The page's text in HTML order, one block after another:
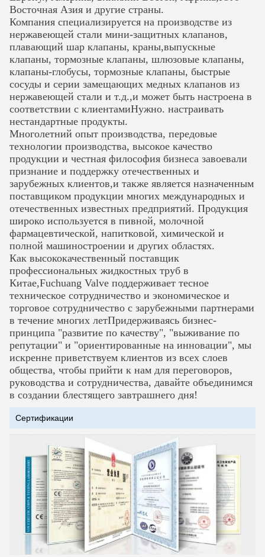
Восточная Азия и другие страны.
Компания специализируется на производстве из
нержавеющей стали мини-защитных клапанов,
плавающий шар клапаны, краны,выпускные
клапаны, тормозные клапаны, шлюзовые клапаны,
клапаны-глобусы, тормозные клапаны, быстрые
сосуды и серии замещающих медных клапанов из
нержавеющей стали и т.д.,и может быть настроена в
соответствии с клиентамиНужно. настраивать
нестандартные продукты.
Многолетний опыт производства, передовые
технологии производства, высокое качество
продукции и честная философия бизнеса завоевали
признание и поддержку отечественных и
зарубежных клиентов,и также является назначенным
поставщиком продукции многих международных и
отечественных известных предприятий. Продукция
широко используется в пивной, молочной
фармацевтической, напитковой, химической и
полной машиностроении и других областях.
Как высококачественный поставщик
профессиональных жидкостных труб в
Китае,Fuchuang Valve поддерживает тесное
техническое сотрудничество и экономическое и
торговое сотрудничество с зарубежными партнерами
в течение многих летПридерживаясь бизнес-
принципа "развитие по качеству", "выживание по
репутации" и "ориентированные на инновации", мы
искренне приветствуем клиентов из всех слоев
общества, чтобы прийти к нам для переговоров,
руководства и сотрудничества, давайте объединимся
в создании блестящего завтрашнего дня!
Сертификации